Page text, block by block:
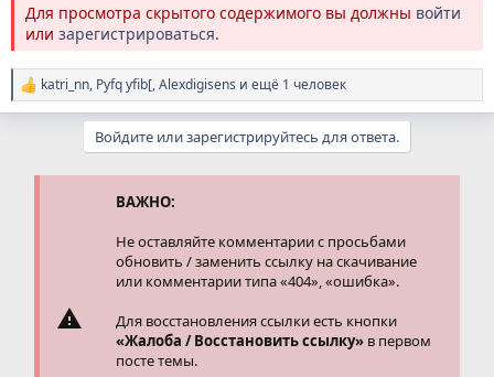
Для просмотра скрытого содержимого вы должны войти
или зарегистрироваться.
Р
е
katri_nn, Pyfq yfib[,Alexdigisens и ещё 1 человек
Войдите или зарегистрируйтесь для ответа.
ВАЖНО:
Не оставляйте комментарии с просьбами
обновить / заменить ссылку на скачивание
или комментарии типа «404», «ошибка».
Для восстановления ссылки есть кнопки
«Жалоба / Восстановить ссылку» в первом
посте темы.